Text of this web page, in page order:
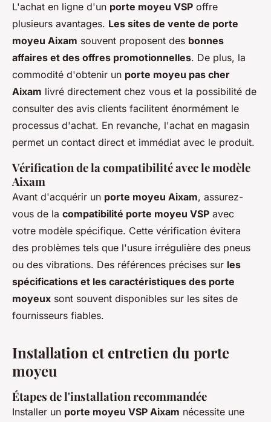
L'achat en ligne d'un porte moyeu VSP offre
plusieurs avantages. Les sites de vente de porte
moyeu Aixam souvent proposent des bonnes
affaires et des offres promotionnelles. De plus, la
commodité d'obtenir un porte moyeu pas cher
Aixam livré directement chez vous et la possibilité de
consulter des avis clients facilitent énormément le
processus d'achat. En revanche, l'achat en magasin
permet un contact direct et immédiat avec le produit.
Vérification de la compatibilité avec le modèle
Aixam
Avant d'acquérir un porte moyeu Aixam, assurez-
vous de la compatibilité porte moyeu VSP avec
votre modèle spécifique. Cette vérification évitera
des problèmes tels que l'usure irrégulière des pneus
ou des vibrations. Des références précises sur les
spécifications et les caractéristiques des porte
moyeux sont souvent disponibles sur les sites de
fournisseurs fiables.
Installation et entretien du porte
moyeu
Étapes de l'installation recommandée
Installer un porte moyeu VSP Aixam nécessite une